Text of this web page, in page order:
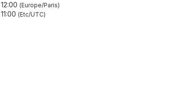
12:00 Europe/Paris
11:00 Etc/UTC